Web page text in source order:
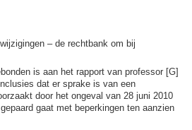
– de rechtbank om bij
is aan het rapport van professor [G]
dat er sprake is van een
door het ongeval van 28 juni 2010
gaat met beperkingen ten aanzien